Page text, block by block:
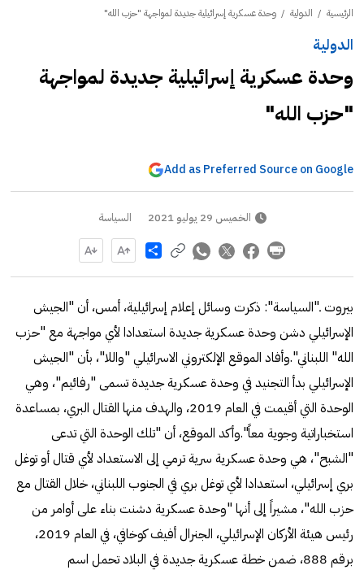
الرئيسية / الدولية / وحدة عسكرية إسرائيلية جديدة لمواجهة "حزب الله"
الدولية
وحدة عسكرية إسرائيلية جديدة لمواجهة
"حزب الله"
Add as Preferred Source on Google
الخميس 29 يوليو 2021 السياسة
Share
بيروت ـ"السياسة": ذكرت وسائل إعلام إسرائيلية، أمس، أن "الجيش
الإسرائيلي دشن وحدة عسكرية جديدة استعدادا لأي مواجهة مع "حزب
الله" اللبناني".وأفاد الموقع الإلكتروني الاسرائيلي "واللا"، بأن "الجيش
الإسرائيلي بدأ التجنيد في وحدة عسكرية جديدة تسمى "رفائيم"، وهي
الوحدة التي أقيمت في العام 2019، والهدف منها القتال البري، بمساعدة
استخباراتية وجوية معاً".وأكد الموقع، أن "تلك الوحدة التي تدعى
"الشبح"، هي وحدة عسكرية سرية ترمي إلى الاستعداد لأي قتال أو توغل
بري إسرائيلي، استعدادا لأي توغل بري في الجنوب اللبناني، خلال القتال مع
حزب الله"، مشيراً إلى أنها "وحدة عسكرية دشنت بناء على أوامر من
رئيس هيئة الأركان الإسرائيلي، الجنرال أفيف كوخافي، في العام 2019،
برقم 888، ضمن خطة عسكرية جديدة في البلاد تحمل اسم